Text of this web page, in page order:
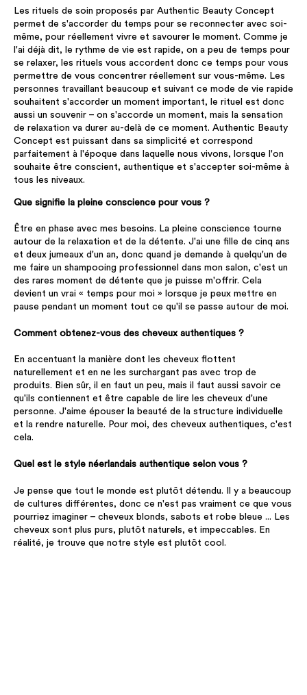
Les rituels de soin proposés par Authentic Beauty Concept
permet de s'accorder du temps pour se reconnecter avec soi-
même, pour réellement vivre et savourer le moment. Comme je
l'ai déjà dit, le rythme de vie est rapide, on a peu de temps pour
se relaxer, les rituels vous accordent donc ce temps pour vous
permettre de vous concentrer réellement sur vous-même. Les
personnes travaillant beaucoup et suivant ce mode de vie rapide
souhaitent s'accorder un moment important, le rituel est donc
aussi un souvenir – on s'accorde un moment, mais la sensation
de relaxation va durer au-delà de ce moment. Authentic Beauty
Concept est puissant dans sa simplicité et correspond
parfaitement à l'époque dans laquelle nous vivons, lorsque l'on
souhaite être conscient, authentique et s'accepter soi-même à
tous les niveaux.
Que signifie la pleine conscience pour vous ?
Être en phase avec mes besoins. La pleine conscience tourne
autour de la relaxation et de la détente. J'ai une fille de cinq ans
et deux jumeaux d'un an, donc quand je demande à quelqu'un de
me faire un shampooing professionnel dans mon salon, c'est un
des rares moment de détente que je puisse m'offrir. Cela
devient un vrai « temps pour moi » lorsque je peux mettre en
pause pendant un moment tout ce qu'il se passe autour de moi.
Comment obtenez-vous des cheveux authentiques ?
En accentuant la manière dont les cheveux flottent
naturellement et en ne les surchargant pas avec trop de
produits. Bien sûr, il en faut un peu, mais il faut aussi savoir ce
qu'ils contiennent et être capable de lire les cheveux d'une
personne. J'aime épouser la beauté de la structure individuelle
et la rendre naturelle. Pour moi, des cheveux authentiques, c'est
cela.
Quel est le style néerlandais authentique selon vous ?
Je pense que tout le monde est plutôt détendu. Il y a beaucoup
de cultures différentes, donc ce n'est pas vraiment ce que vous
pourriez imaginer – cheveux blonds, sabots et robe bleue ... Les
cheveux sont plus purs, plutôt naturels, et impeccables. En
réalité, je trouve que notre style est plutôt cool.